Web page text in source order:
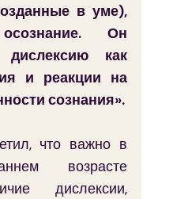
в уме),
Он
дислексию как
и реакции на
сознания».
что важно в
возрасте
дислексии,